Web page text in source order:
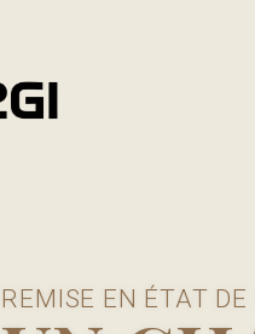
REMISE EN ÉTAT